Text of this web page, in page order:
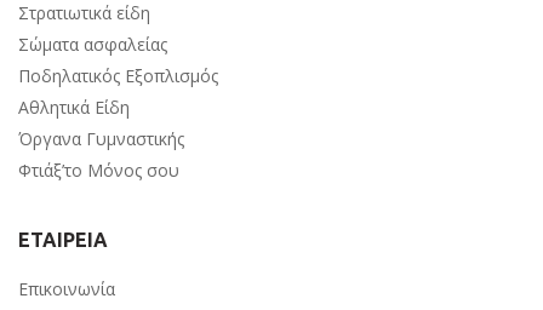
Στρατιωτικά είδη
Σώματα ασφαλείας
Ποδηλατικός Εξοπλισμός
Αθλητικά Είδη
Όργανα Γυμναστικής
Φτιάξ’το Μόνος σου
ΕΤΑΙΡΕΙΑ
Επικοινωνία